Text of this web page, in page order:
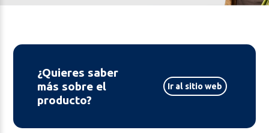
¿Quieres saber
más sobre el
producto?
Ir al sitio web